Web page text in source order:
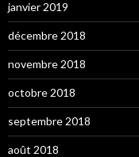
janvier 2019
décembre 2018
novembre 2018
octobre 2018
septembre 2018
août 2018